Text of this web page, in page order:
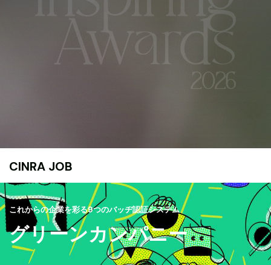
CINRA JOB
これからの企業を彩る9つのバッヂ認証システム
グリーンカンパニー